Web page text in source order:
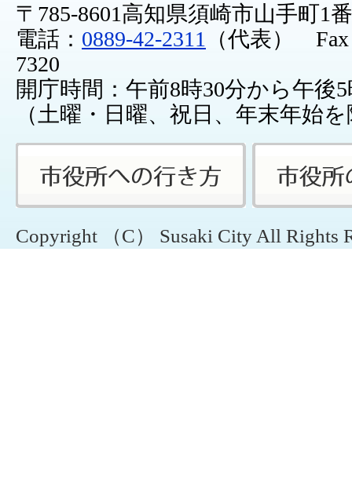
〒785-8601高知県須崎市山手町1
電話： 0889-42-2311
（代表） Fax
7320
開庁時間：午前8時30分から午後
（土曜・日曜、祝日、年末年始
Copyright （C） Susaki City All Rights